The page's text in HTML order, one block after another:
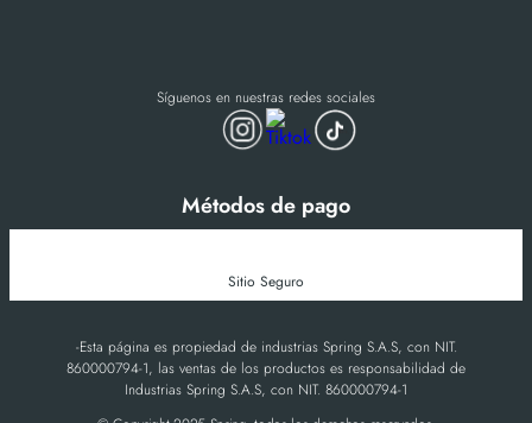
Síguenos en nuestras redes sociales
Métodos de pago
Sitio Seguro
-Esta página es propiedad de industrias Spring S.A.S, con NIT.
860000794-1, las ventas de los productos es responsabilidad de
Industrias Spring S.A.S, con NIT. 860000794-1